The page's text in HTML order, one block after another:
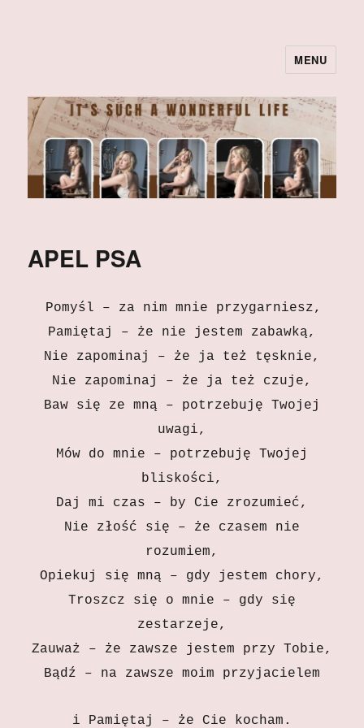
MENU
APEL PSA
Pomyśl – za nim mnie przygarniesz,
Pamiętaj – że nie jestem zabawką,
Nie zapominaj – że ja też tęsknie,
Nie zapominaj – że ja też czuje,
Baw się ze mną – potrzebuję Twojej
uwagi,
Mów do mnie – potrzebuję Twojej
bliskości,
Daj mi czas – by Cie zrozumieć,
Nie złość się – że czasem nie
rozumiem,
Opiekuj się mną – gdy jestem chory,
Troszcz się o mnie – gdy się
zestarzeje,
Zauważ – że zawsze jestem przy Tobie,
Bądź – na zawsze moim przyjacielem
i Pamiętaj – że Cie kocham.